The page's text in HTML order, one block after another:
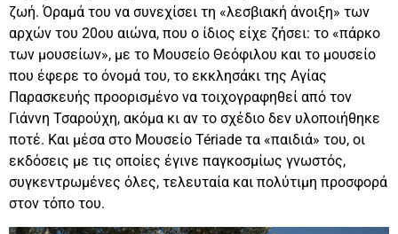
ζωή. Όραμά του να συνεχίσει τη «λεσβιακή άνοιξη» των
αρχών του 20ου αιώνα, που ο ίδιος είχε ζήσει: το «πάρκο
των μουσείων», με το Μουσείο Θεόφιλου και το μουσείο
που έφερε το όνομά του, το εκκλησάκι της Αγίας
Παρασκευής προορισμένο να τοιχογραφηθεί από τον
Γιάννη Τσαρούχη, ακόμα κι αν το σχέδιο δεν υλοποιήθηκε
ποτέ. Και μέσα στο Μουσείο Tériade τα «παιδιά» του, οι
εκδόσεις με τις οποίες έγινε παγκοσμίως γνωστός,
συγκεντρωμένες όλες, τελευταία και πολύτιμη προσφορά
στον τόπο του.